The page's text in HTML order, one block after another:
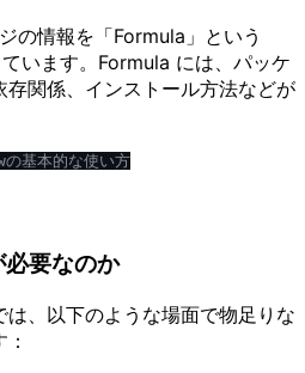
の情報を「Formula」という
います。Formula には、パッケ
関係、インストール方法などが
基本的な使い方
要なのか
、以下のような場面で物足りな